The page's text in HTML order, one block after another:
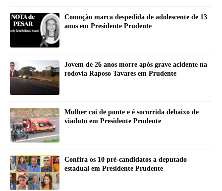
Comoção marca despedida de adolescente de 13
anos em Presidente Prudente
Jovem de 26 anos morre após grave acidente na
rodovia Raposo Tavares em Prudente
Mulher cai de ponte e é socorrida debaixo de
viaduto em Presidente Prudente
Confira os 10 pré-candidatos a deputado
estadual em Presidente Prudente